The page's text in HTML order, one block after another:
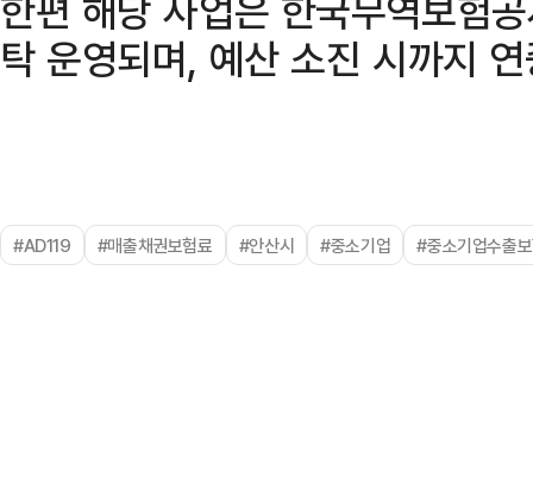
탁 운영되며, 예산 소진 시까지
#AD119 #매출채권보험료 #안산시 #중소기업 #중소기업수출